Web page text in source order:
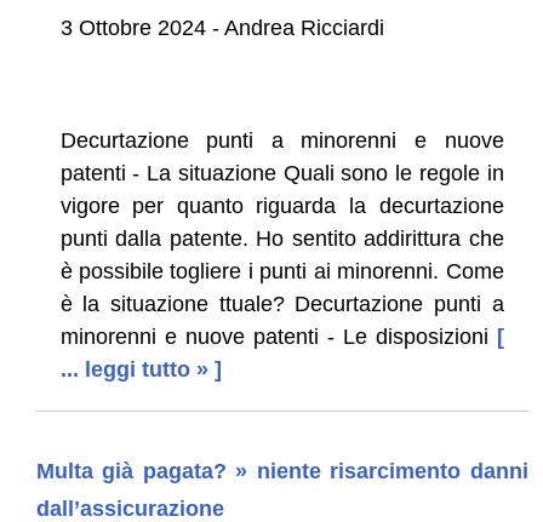
3 Ottobre 2024 - Andrea Ricciardi
Decurtazione punti a minorenni e nuove
patenti - La situazione Quali sono le regole in
vigore per quanto riguarda la decurtazione
punti dalla patente. Ho sentito addirittura che
è possibile togliere i punti ai minorenni. Come
è la situazione ttuale? Decurtazione punti a
minorenni e nuove patenti - Le disposizioni [
... leggi tutto » ]
Multa già pagata? » niente risarcimento danni
dall’assicurazione